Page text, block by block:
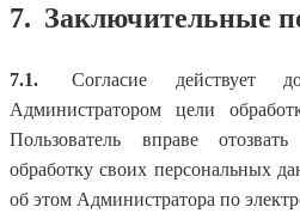
7. Заключительные
7.1.
Согласие действует
Администратором цели
Пользователь вправе
обработку своих персональных
об этом Администратора по